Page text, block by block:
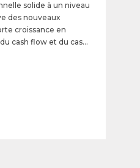
solide à un niveau